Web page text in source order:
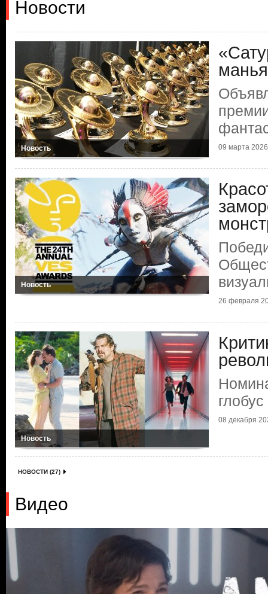
Новости
Новость 09 марта 2026
Новость
26 февраля
Новость
08 декабря
НОВОСТИ (27)
Видео